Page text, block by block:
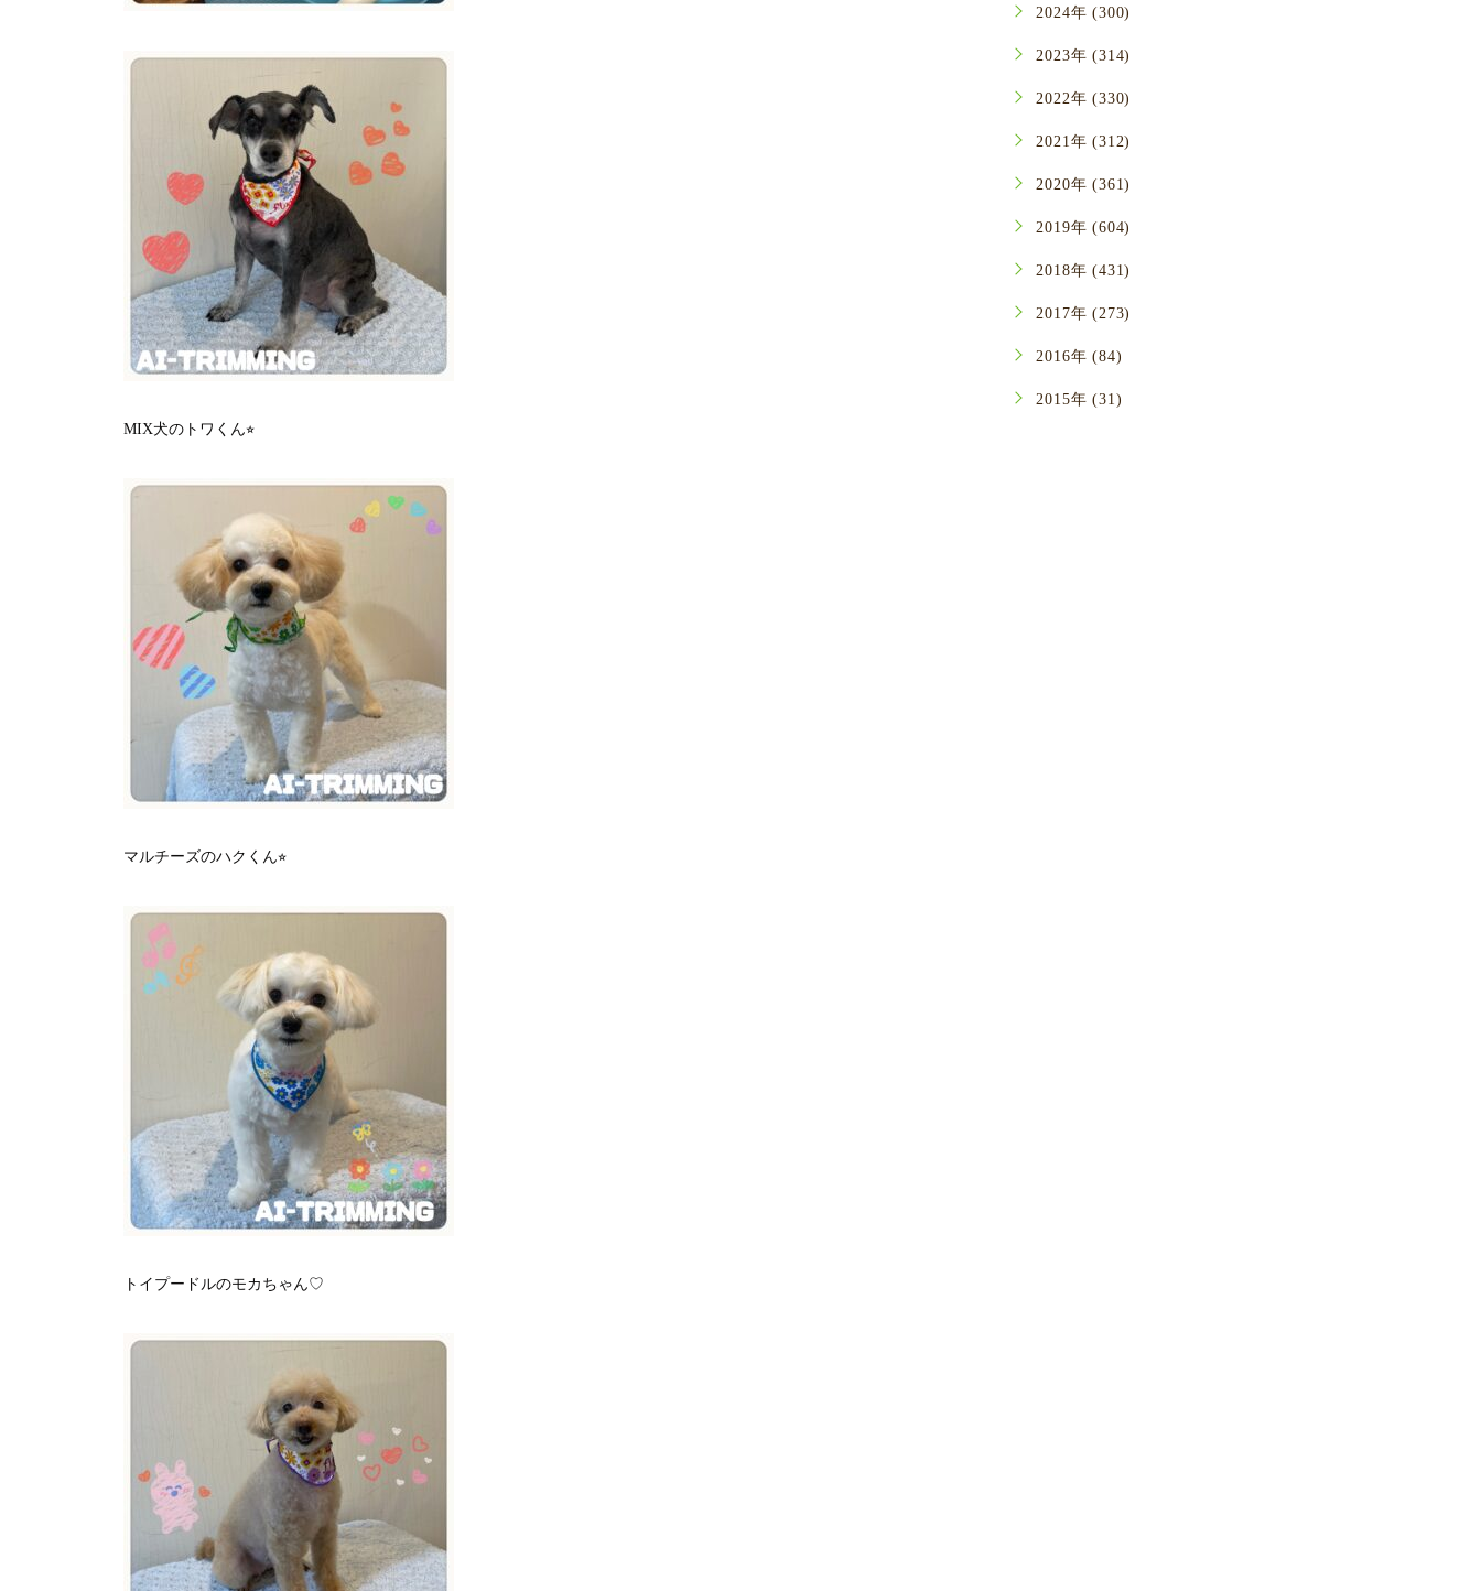
MIX犬のトワくん⭐︎
マルチーズのハクくん⭐︎
トイプードルのモカちゃん♡
2024年 (300)
2023年 (314)
2022年 (330)
2021年 (312)
2020年 (361)
2019年 (604)
2018年 (431)
2017年 (273)
2016年 (84)
2015年 (31)